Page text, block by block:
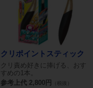
クリポイントスティック
クリ責め好きに捧げる、おす
すめの1本。
参考上代 2,800円
（税抜）